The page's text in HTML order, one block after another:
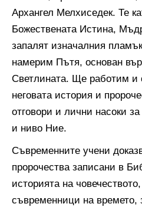
Архангел Мелхиседек. Те
Божествената Истина,
запалят изначалния
намерим Пътя, основан
Светлината. Ще работим и
неговата история и
отговори и лични насоки
и ниво Ние.
Съвременните учени
пророчества записани в
историята на
съвременници на времето,